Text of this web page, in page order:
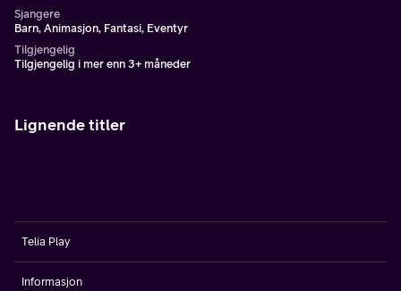
Sjangere
Barn, Animasjon, Fantasi, Eventyr
Tilgjengelig
Tilgjengelig i mer enn 3+ måneder
Lignende titler
Telia Play
Informasjon